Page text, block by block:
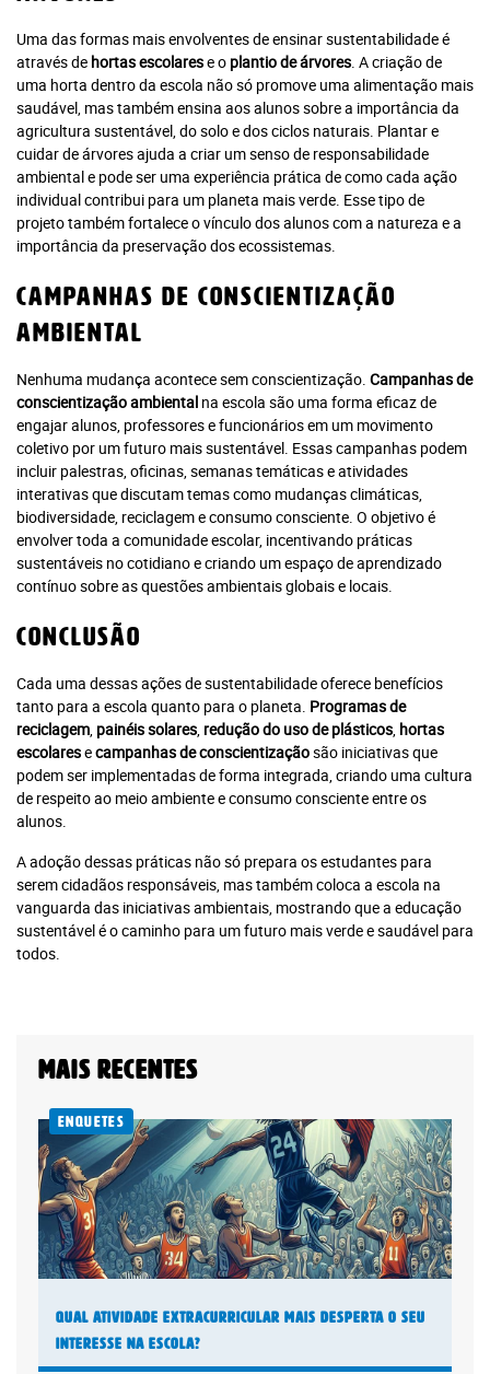
Uma das formas mais envolventes de ensinar sustentabilidade é
através de hortas escolarese o plantio de árvores. A criação de
uma horta dentro da escola não só promove uma alimentação mais
saudável, mas também ensina aos alunos sobre a importância da
agricultura sustentável, do solo e dos ciclos naturais. Plantar e
cuidar de árvores ajuda a criar um senso de responsabilidade
ambiental e pode ser uma experiência prática de como cada ação
individual contribui para um planeta mais verde. Esse tipo de
projeto também fortalece o vínculo dos alunos com a natureza e a
importância da preservação dos ecossistemas.
Campanhas de Conscientização
Ambiental
Nenhuma mudança acontece sem conscientização. Campanhas de
conscientização ambiental na escola são uma forma eficaz de
engajar alunos, professores e funcionários em um movimento
coletivo por um futuro mais sustentável. Essas campanhas podem
incluir palestras, oficinas, semanas temáticas e atividades
interativas que discutam temas como mudanças climáticas,
biodiversidade, reciclagem e consumo consciente. O objetivo é
envolver toda a comunidade escolar, incentivando práticas
sustentáveis no cotidiano e criando um espaço de aprendizado
contínuo sobre as questões ambientais globais e locais.
Conclusão
Cada uma dessas ações de sustentabilidade oferece benefícios
tanto para a escola quanto para o planeta. Programas de
reciclagem, painéis solares, redução do uso de plásticos, hortas
escolaresecampanhas de conscientizaçãosão iniciativas que
podem ser implementadas de forma integrada, criando uma cultura
de respeito ao meio ambiente e consumo consciente entre os
alunos.
A adoção dessas práticas não só prepara os estudantes para
serem cidadãos responsáveis, mas também coloca a escola na
vanguarda das iniciativas ambientais, mostrando que a educação
sustentável é o caminho para um futuro mais verde e saudável para
todos.
Mais recentes
Enquetes
Qual atividade extracurricular mais desperta o seu
interesse na escola?
Assine e tenha acesso ilimitado aos conteúdos Planeta
Notícia.
Recomendado
Jornal
Impresso +
Portal +
Plataforma
Leia Mais
Plano anual:
R$ 280.00 ou
10x R$ 28,00
Jornal
Impresso +
Digital
R$ 240.00 ou
Digital
Plano anual: R$ 180.00 ou 10x R$
18,00
Assinar Planeta Notícia
É um professor ou uma escola?Clique aqui